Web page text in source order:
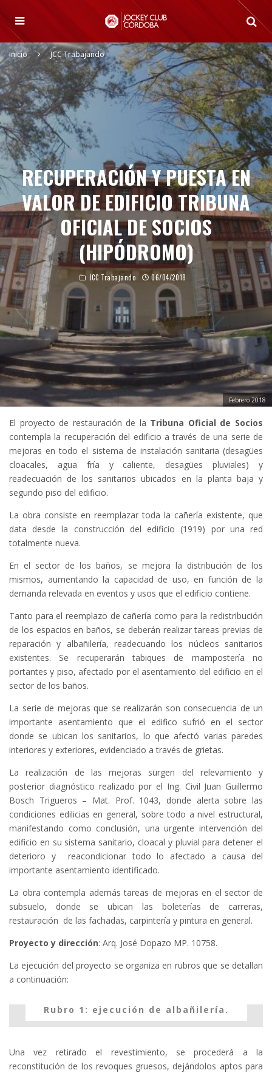
Inicio JCC Trabajando
Febrero 2018
RECUPERACIÓN Y PUESTA EN
VALOR DE EDIFICIO TRIBUNA
OFICIAL DE SOCIOS
(HIPÓDROMO)
JCC Trabajando 06/04/2018
El proyecto de restauración de la Tribuna Oficial de Socios
contempla la recuperación del edificio a través de una serie de
mejoras en todo el sistema de instalación sanitaria (desagües
cloacales, agua fría y caliente, desagües pluviales) y
readecuación de los sanitarios ubicados en la planta baja y
segundo piso del edificio.
La obra consiste en reemplazar toda la cañería existente, que
data desde la construcción del edificio (1919) por una red
totalmente nueva.
En el sector de los baños, se mejora la distribución de los
mismos, aumentando la capacidad de uso, en función de la
demanda relevada en eventos y usos que el edificio contiene.
Tanto para el reemplazo de cañería como para la redistribución
de los espacios en baños, se deberán realizar tareas previas de
reparación y albañilería, readecuando los núcleos sanitarios
existentes. Se recuperarán tabiques de mampostería no
portantes y piso, afectado por el asentamiento del edificio en el
sector de los baños.
La serie de mejoras que se realizarán son consecuencia de un
importante asentamiento que el edifico sufrió en el sector
donde se ubican los sanitarios, lo que afectó varias paredes
interiores y exteriores, evidenciado a través de grietas.
La realización de las mejoras surgen del relevamiento y
posterior diagnóstico realizado por el Ing. Civil Juan Guillermo
Bosch Trigueros – Mat. Prof. 1043, donde alerta sobre las
condiciones edilicias en general, sobre todo a nivel estructural,
manifestando como conclusión, una urgente intervención del
edificio en su sistema sanitario, cloacal y pluvial para detener el
deterioro y reacondicionar todo lo afectado a causa del
importante asentamiento identificado.
La obra contempla además tareas de mejoras en el sector de
subsuelo, donde se ubican las boleterías de carreras,
restauración de las fachadas, carpintería y pintura en general.
Proyecto y dirección: Arq. José Dopazo MP. 10758.
La ejecución del proyecto se organiza en rubros que se detallan
a continuación:
Rubro 1: ejecución de albañilería.
Una vez retirado el revestimiento, se procederá a la
reconstitución de los revoques gruesos, dejándolos aptos para